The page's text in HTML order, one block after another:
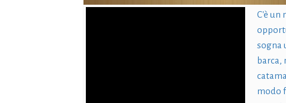
C'è un
sogna
barca,
modo